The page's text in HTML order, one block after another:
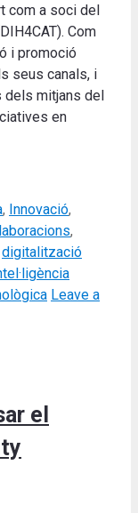
com a soci del
Com
i promoció
seus canals, i
dels mitjans del
en
, Innovació,
,
digitalització
Leave a
el